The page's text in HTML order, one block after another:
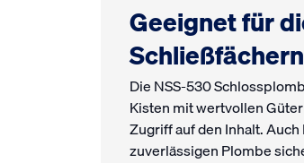
Geeignet für
Die NSS-530
Kisten mit wertvollen
Zugriff auf den Inhalt.
zuverlässigen Plombe